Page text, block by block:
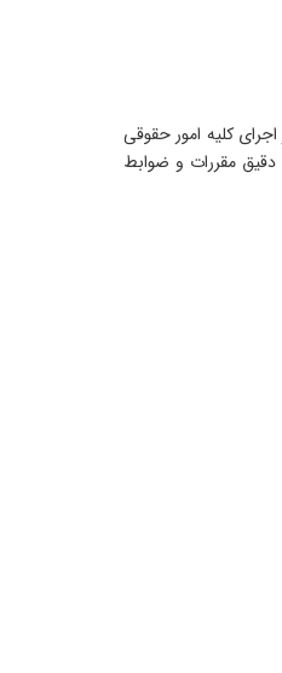
کلیه امور حقوقی
دقیق مقررات و ضوابط